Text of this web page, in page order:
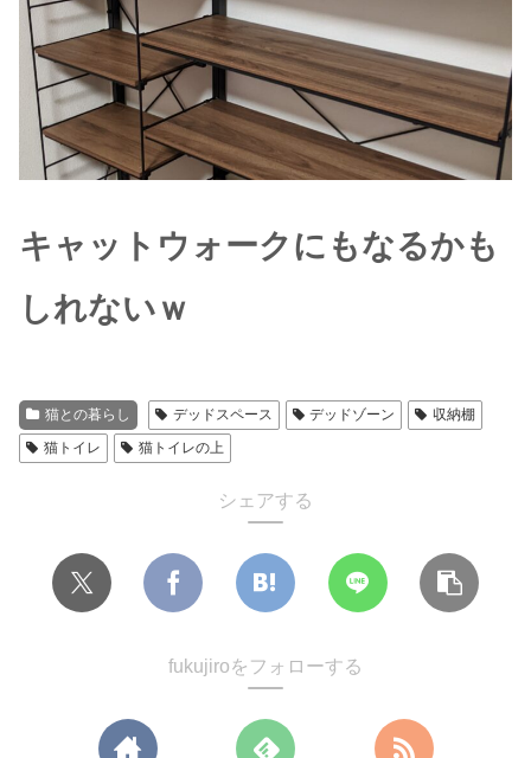
キャットウォークにもなるかも
しれないｗ
猫との暮らし デッドスペース デッドゾーン
収納棚
猫トイレ
猫トイレの上
シェアする
fukujiroをフォローする